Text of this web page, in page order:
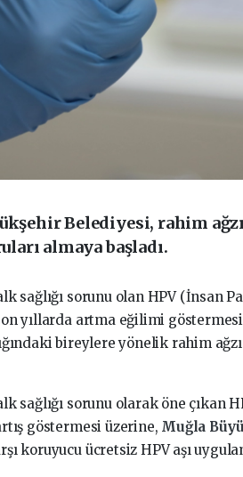
Belediyesi, rahim
almaya başladı.
sağlığı sorunu olan HPV (İnsan
yıllarda artma eğilimi
bireylere yönelik rahim
sağlığı sorunu olarak öne çıkan
göstermesi üzerine, Muğla
koruyucu ücretsiz HPV aşı